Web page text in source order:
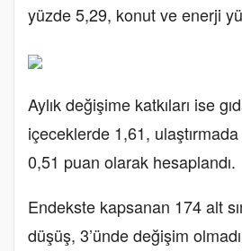
yüzde 5,29, konut ve enerji
Aylık değişime katkıları ise
içeceklerde 1,61,
0,51 puan olarak hesaplandı.
Endekste kapsanan 174 alt
düşüş, 3’ünde değişim